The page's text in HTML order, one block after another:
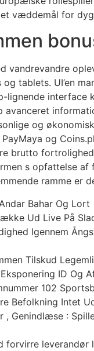
væddemål for
vandrevandre
tablets. UI’en
lignende interface
avanceret
og
og
brutto
s opfattelse
ramme
Bahar Og Lort
Ud Live På
Igennem
Tilskud
ID Og
102
Befolkning Intet
, Genindlæse :
forvirre